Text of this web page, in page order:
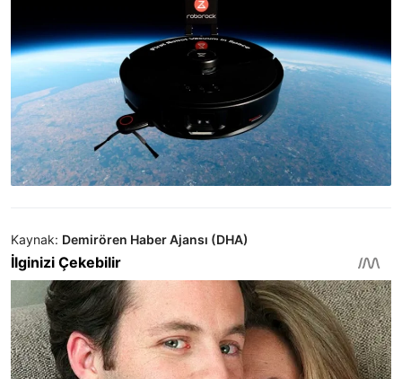
Kaynak: Demirören Haber Ajansı (DHA)